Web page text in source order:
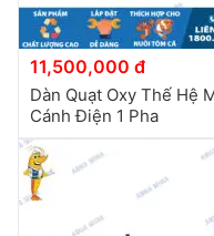
11,500,000 đ
Dàn Quạt Oxy Thế Hệ
Cánh Điện 1 Pha